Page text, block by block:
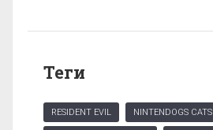
Теги
RESIDENT EVIL NINTENDOGS CATS